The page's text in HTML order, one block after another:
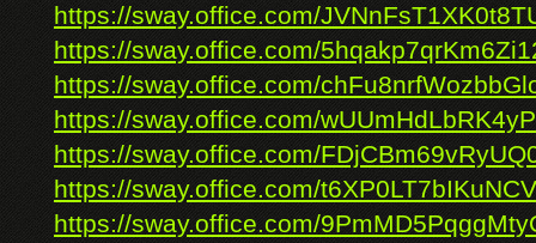
https://sway.office.com/
https://sway.office.com/
https://sway.office.com/
https://sway.office.com/
https://sway.office.com/
https://sway.office.com/
https://sway.office.com/